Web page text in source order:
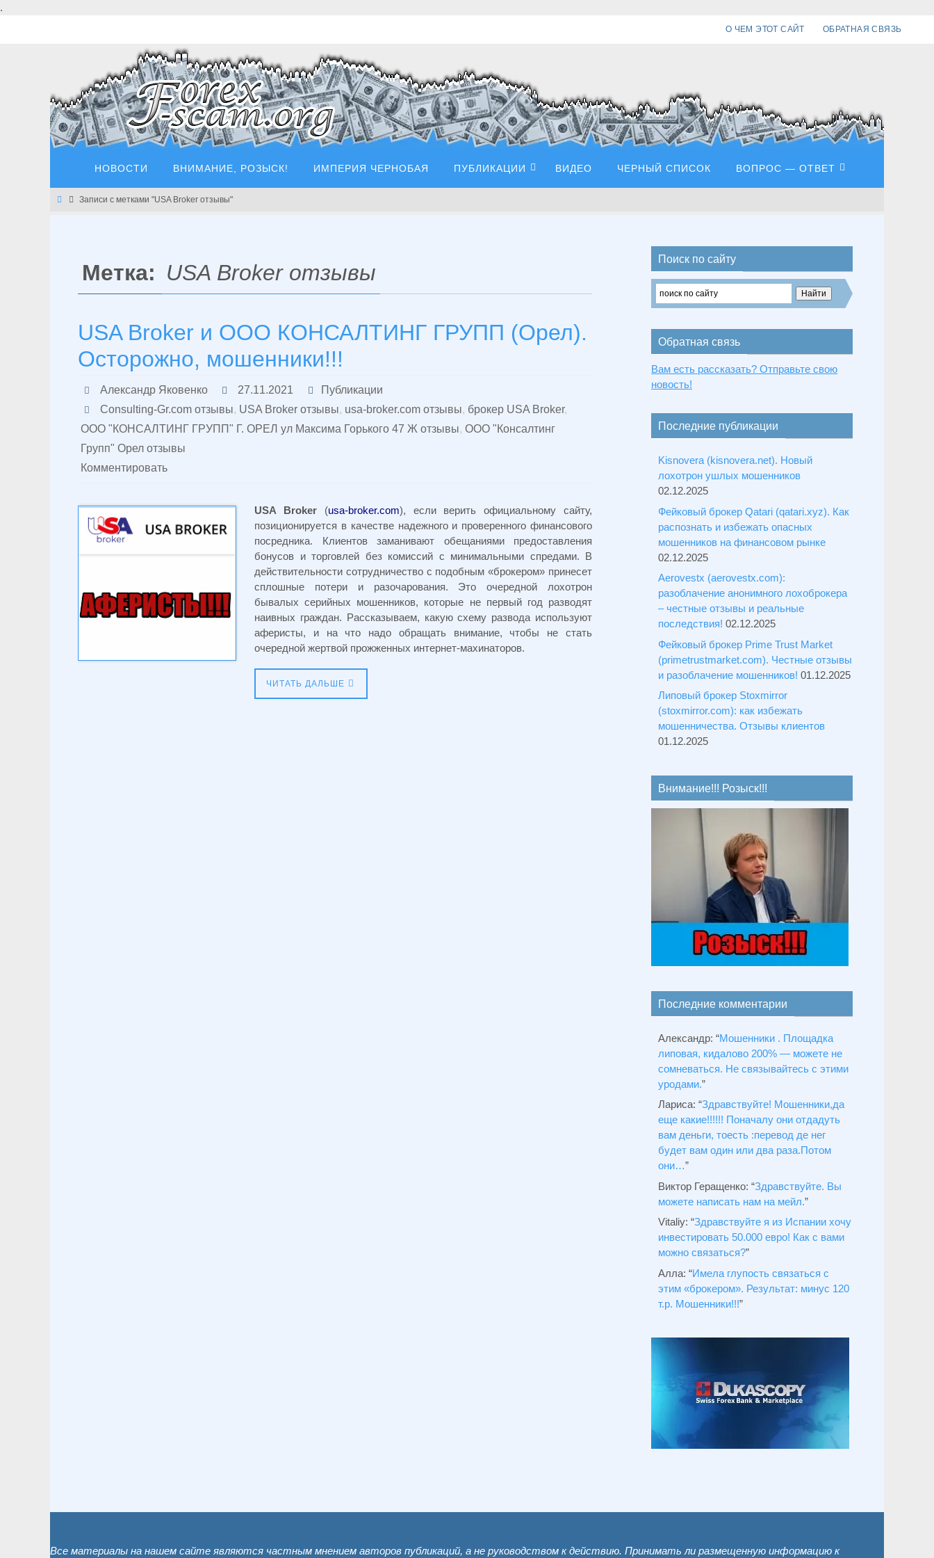
.
О ЧЕМ ЭТОТ САЙТ ОБРАТНАЯ СВЯЗЬ
НОВОСТИ ВНИМАНИЕ, РОЗЫСК! ИМПЕРИЯ ЧЕРНОБАЯ ПУБЛИКАЦИИ ВИДЕО ЧЕРНЫЙ СПИСОК ВОПРОС — ОТВЕТ
Главная
Записи с метками "USA Broker отзывы"
Метка: USA Broker отзывы
USA Broker и ООО КОНСАЛТИНГ ГРУПП (Орел).
Осторожно, мошенники!!!
Александр Яковенко 27.11.2021
Публикации
Consulting-Gr.com отзывы, USA Broker отзывы, usa-broker.com отзывы, брокер USA Broker,
ООО "КОНСАЛТИНГ ГРУПП" Г. ОРЕЛ ул Максима Горького 47 Ж отзывы, ООО "Консалтинг
Групп" Орел отзывы
Комментировать
USA Broker(usa-broker.com), если верить официальному сайту,
позиционируется в качестве надежного и проверенного финансового
посредника. Клиентов заманивают обещаниями предоставления
бонусов и торговлей без комиссий с минимальными спредами. В
действительности сотрудничество с подобным «брокером» принесет
сплошные потери и разочарования. Это очередной лохотрон
бывалых серийных мошенников, которые не первый год разводят
наивных граждан. Рассказываем, какую схему развода используют
аферисты, и на что надо обращать внимание, чтобы не стать
очередной жертвой прожженных интернет-махинаторов.
ЧИТАТЬ ДАЛЬШЕ
Поиск по сайту
Обратная связь
Вам есть рассказать? Отправьте свою
новость!
Последние публикации
Kisnovera (kisnovera.net). Новый
лохотрон ушлых мошенников
02.12.2025
Фейковый брокер Qatari (qatari.xyz). Как
распознать и избежать опасных
мошенников на финансовом рынке
02.12.2025
Aerovestx (aerovestx.com):
разоблачение анонимного лохоброкера
– честные отзывы и реальные
последствия! 02.12.2025
Фейковый брокер Prime Trust Market
(primetrustmarket.com). Честные отзывы
и разоблачение мошенников! 01.12.2025
Липовый брокер Stoxmirror
(stoxmirror.com): как избежать
мошенничества. Отзывы клиентов
01.12.2025
Внимание!!! Розыск!!!
Последние комментарии
Александр: “Мошенники . Площадка
липовая, кидалово 200% — можете не
сомневаться. Не связывайтесь с этими
уродами.”
Лариса: “Здравствуйтe! Мошенники,да
еще какие!!!!!! Поначалу они отдадуть
вам деньги, тоесть :перевод де нег
будет вам один или два раза.Потом
они…”
Виктор Геращенко: “Здравствуйте. Вы
можете написать нам на мейл.”
Vitaliy: “Здравствуйте я из Испании хочу
инвестировать 50.000 евро! Как с вами
можно связаться?”
Алла: “Имела глупость связаться с
этим «брокером». Результат: минус 120
т.р. Мошенники!!!”
Все материалы на нашем сайте являются частным мнением авторов публикаций, а не руководством к действию. Принимать ли размещенную информацию к